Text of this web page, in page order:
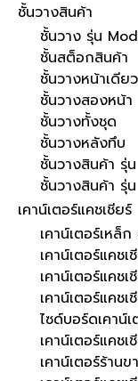
ชั้นวางสินค้า
ชั้นวาง รุ่น
ชั้นสต็อกสินค้า
ชั้นวางหน้าเดียว
ชั้นวางสองหน้า
ชั้นวางทั้งชุด
ชั้นวางหลังทึบ
ชั้นวางสินค้า รุ่
ชั้นวางสินค้า รุ่
เคาน์เตอร์แคชเชียร์
เคาน์เตอร์เหล็
เคาน์เตอร์แคช
เคาน์เตอร์แคช
เคาน์เตอร์แคช
ไซด์บอร์ดเคาน์
เคาน์เตอร์แคช
เคาน์เตอร์ร้านข